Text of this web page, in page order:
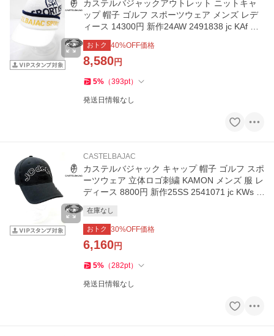
カステルバジャックアウトレット ニットキャ
ップ 帽子 ゴルフ スポーツウェア メンズ レデ
ィース 14300円 新作24AW 2491838 jc KAf m
7234491125
おトク 40%OFF価格
8,580円
5% （393pt）
発送日情報なし
CASTELBAJAC
カステルバジャック キャップ 帽子 ゴルフ スポ
ーツウェア 立体ロゴ刺繍 KAMON メンズ 服 レ
ディース 8800円 新作25SS 2541071 jc KWs m
在庫なし
おトク 30%OFF価格
6,160円
5% （282pt）
発送日情報なし